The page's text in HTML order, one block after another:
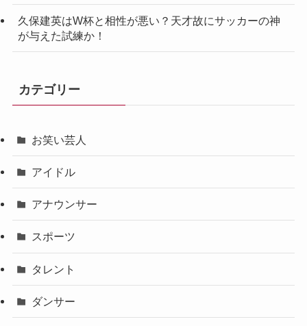
久保建英はW杯と相性が悪い？天才故にサッカーの神
が与えた試練か！
カテゴリー
お笑い芸人
アイドル
アナウンサー
スポーツ
タレント
ダンサー